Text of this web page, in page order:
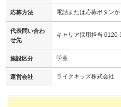
応募方法 電話または応募ボタン
代表問い合わ
せ先
キャリア採用担当
施設区分 学童
運営会社 ライクキッズ株式会社